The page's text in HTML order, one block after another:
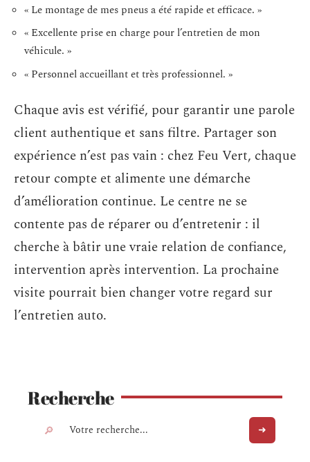
« Le montage de mes pneus a été rapide et efficace. »
« Excellente prise en charge pour l’entretien de mon
véhicule. »
« Personnel accueillant et très professionnel. »
Chaque avis est vérifié, pour garantir une parole
client authentique et sans filtre. Partager son
expérience n’est pas vain : chez Feu Vert, chaque
retour compte et alimente une démarche
d’amélioration continue. Le centre ne se
contente pas de réparer ou d’entretenir : il
cherche à bâtir une vraie relation de confiance,
intervention après intervention. La prochaine
visite pourrait bien changer votre regard sur
l’entretien auto.
Recherche